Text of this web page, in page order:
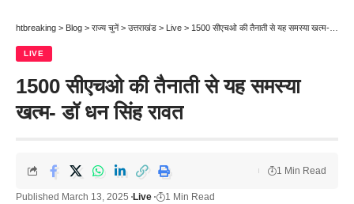
htbreaking > Blog > राज्य चुनें > उत्तराखंड > Live > 1500 सीएचओ की तैनाती से यह समस्या खत्म- डॉ धन सिंह रावत
LIVE
1500 सीएचओ की तैनाती से यह समस्या
खत्म- डॉ धन सिंह रावत
Published March 13, 2025 Live 1 Min Read
1 Min Read